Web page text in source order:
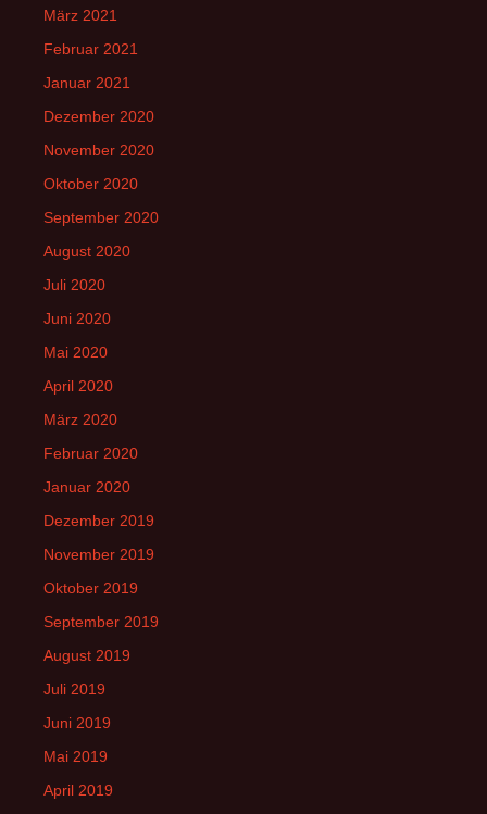
März 2021
Februar 2021
Januar 2021
Dezember 2020
November 2020
Oktober 2020
September 2020
August 2020
Juli 2020
Juni 2020
Mai 2020
April 2020
März 2020
Februar 2020
Januar 2020
Dezember 2019
November 2019
Oktober 2019
September 2019
August 2019
Juli 2019
Juni 2019
Mai 2019
April 2019